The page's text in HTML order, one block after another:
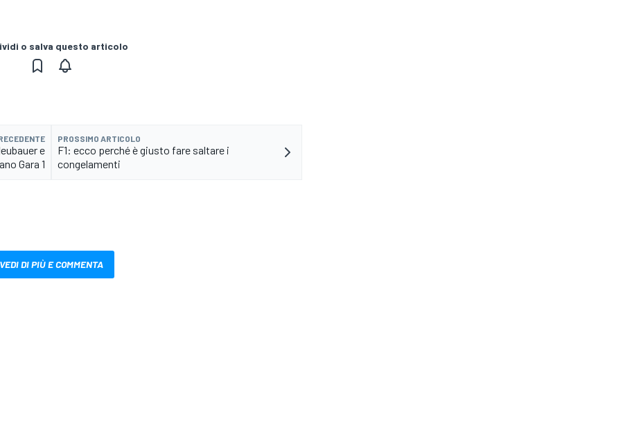
o salva questo articolo
e
Gara 1
PROSSIMO ARTICOLO
F1: ecco perché è giusto fare saltare i
congelamenti
VEDI DI PIÙ E COMMENTA